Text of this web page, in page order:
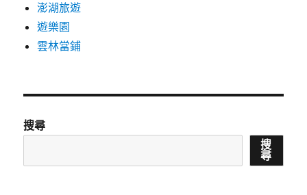
澎湖旅遊
遊樂園
雲林當鋪
搜尋
搜
尋